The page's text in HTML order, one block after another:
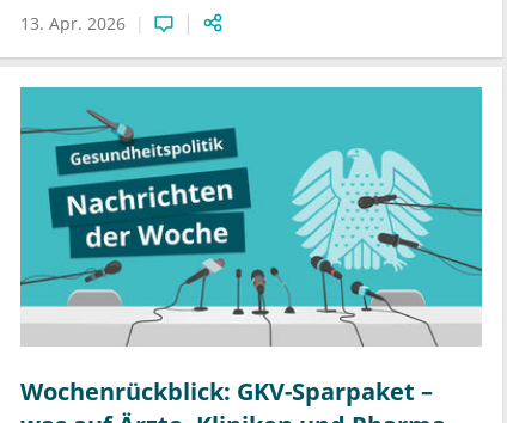
13. Apr. 2026
Wochenrückblick: GKV-Sparpaket –